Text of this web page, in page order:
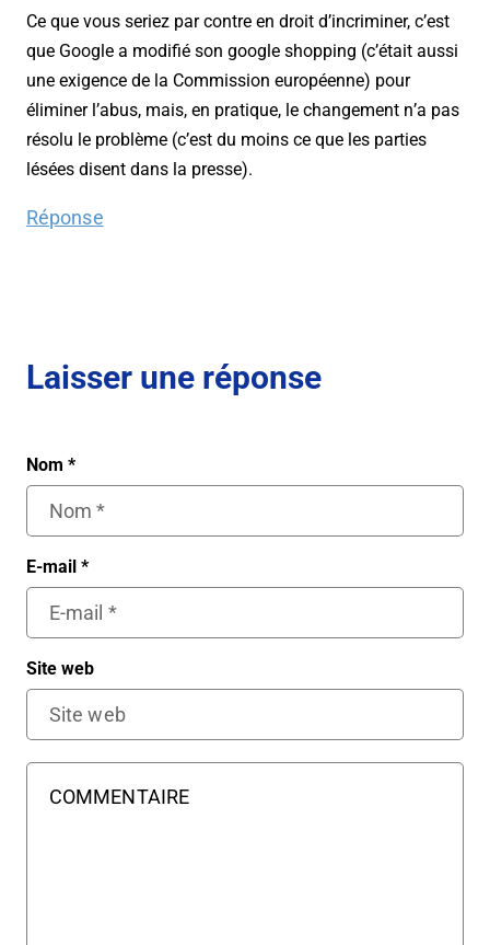
Ce que vous seriez par contre en droit d’incriminer, c’est
que Google a modifié son google shopping (c’était aussi
une exigence de la Commission européenne) pour
éliminer l’abus, mais, en pratique, le changement n’a pas
résolu le problème (c’est du moins ce que les parties
lésées disent dans la presse).
Réponse
Laisser une réponse
Nom *
E-mail *
Site web